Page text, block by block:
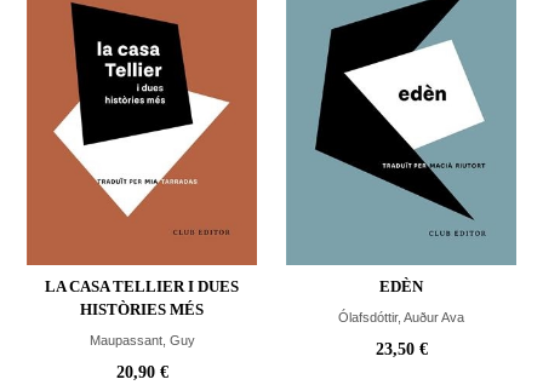
LA CASA TELLIER I DUES
HISTÒRIES MÉS
Maupassant, Guy
20,90 €
EDÈN
Ólafsdóttir, Auður Ava
23,50 €